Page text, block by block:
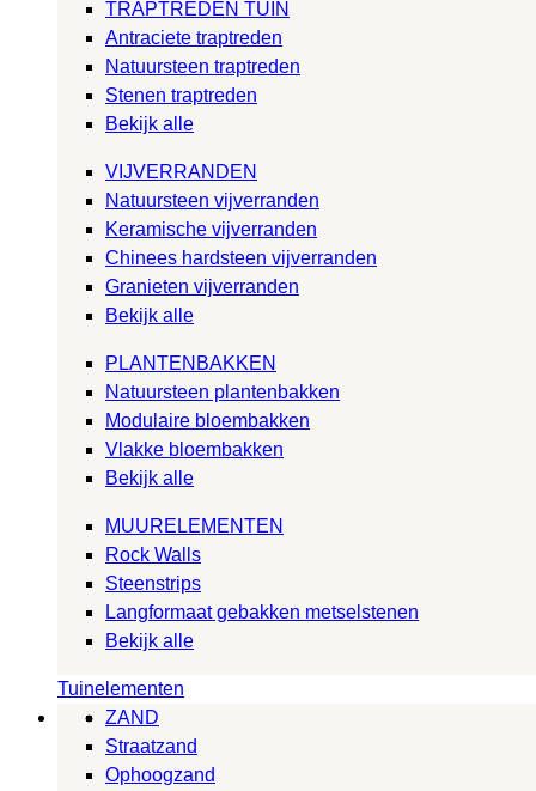
TRAPTREDEN TUIN
Antraciete traptreden
Natuursteen traptreden
Stenen traptreden
Bekijk alle
VIJVERRANDEN
Natuursteen vijverranden
Keramische vijverranden
Chinees hardsteen vijverranden
Granieten vijverranden
Bekijk alle
PLANTENBAKKEN
Natuursteen plantenbakken
Modulaire bloembakken
Vlakke bloembakken
Bekijk alle
MUURELEMENTEN
Rock Walls
Steenstrips
Langformaat gebakken metselstenen
Bekijk alle
Tuinelementen
ZAND
Straatzand
Ophoogzand